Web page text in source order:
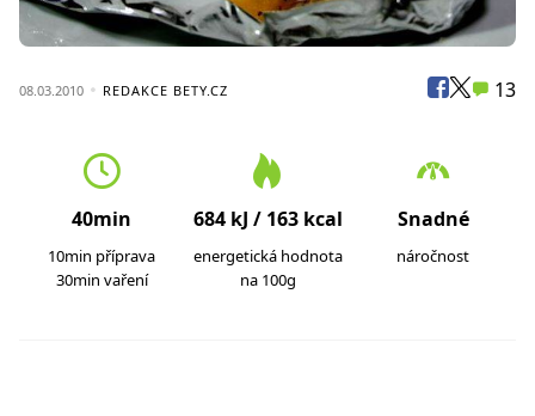
08.03.2010 REDAKCE BETY.CZ 13
40min
10min příprava
30min vaření
684 kJ / 163 kcal
energetická hodnota
na 100g
Snadné
náročnost